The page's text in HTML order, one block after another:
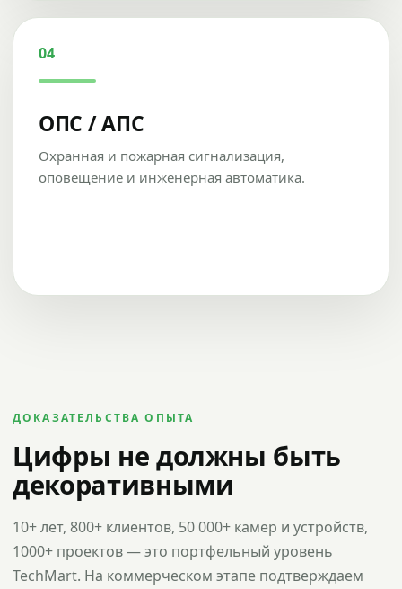
04
ОПС / АПС
Охранная и пожарная сигнализация,
оповещение и инженерная автоматика.
ДОКАЗАТЕЛЬСТВА ОПЫТА
Цифры не должны быть
декоративными
10+ лет, 800+ клиентов, 50 000+ камер и устройств,
1000+ проектов — это портфельный уровень
TechMart. На коммерческом этапе подтверждаем